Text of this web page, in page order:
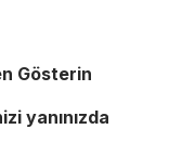
Gösterin
yanınızda